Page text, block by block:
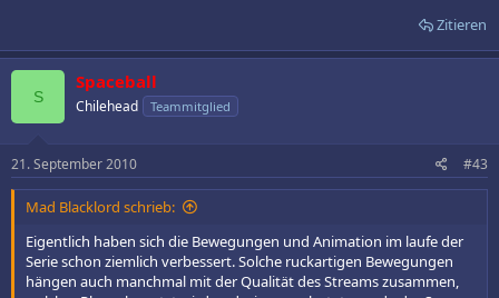
Zitieren
S
Spaceball
Chilehead Teammitglied
21. September 2010 #43
Mad Blacklord schrieb:
Eigentlich haben sich die Bewegungen und Animation im laufe der
Serie schon ziemlich verbessert. Solche ruckartigen Bewegungen
hängen auch manchmal mit der Qualität des Streams zusammen,